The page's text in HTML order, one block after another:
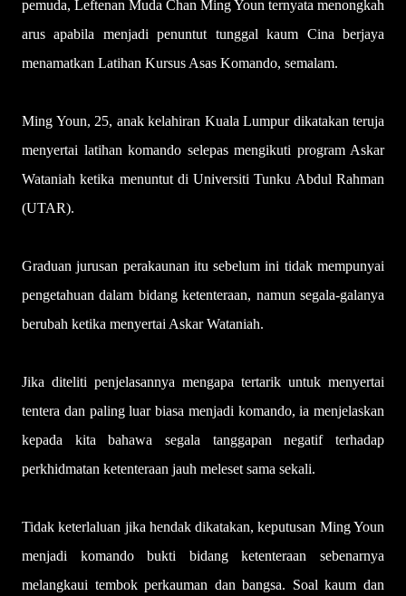
pemuda, Leftenan Muda Chan Ming Youn ternyata menongkah
arus apabila menjadi penuntut tunggal kaum Cina berjaya
menamatkan Latihan Kursus Asas Komando, semalam.
Ming Youn, 25, anak kelahiran Kuala Lumpur dikatakan teruja
menyertai latihan komando selepas mengikuti program Askar
Wataniah ketika menuntut di Universiti Tunku Abdul Rahman
(UTAR).
Graduan jurusan perakaunan itu sebelum ini tidak mempunyai
pengetahuan dalam bidang ketenteraan, namun segala-galanya
berubah ketika menyertai Askar Wataniah.
Jika diteliti penjelasannya mengapa tertarik untuk menyertai
tentera dan paling luar biasa menjadi komando, ia menjelaskan
kepada kita bahawa segala tanggapan negatif terhadap
perkhidmatan ketenteraan jauh meleset sama sekali.
Tidak keterlaluan jika hendak dikatakan, keputusan Ming Youn
menjadi komando bukti bidang ketenteraan sebenarnya
melangkaui tembok perkauman dan bangsa. Soal kaum dan